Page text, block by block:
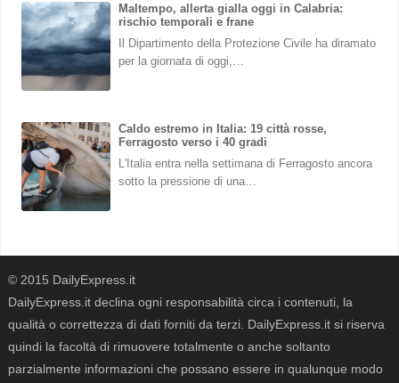
Maltempo, allerta gialla oggi in Calabria:
rischio temporali e frane
Il Dipartimento della Protezione Civile ha diramato
per la giornata di oggi,…
Caldo estremo in Italia: 19 città rosse,
Ferragosto verso i 40 gradi
L'Italia entra nella settimana di Ferragosto ancora
sotto la pressione di una…
© 2015 DailyExpress.it
DailyExpress.it declina ogni responsabilità circa i contenuti, la
qualità o correttezza di dati forniti da terzi. DailyExpress.it si riserva
quindi la facoltà di rimuovere totalmente o anche soltanto
parzialmente informazioni che possano essere in qualunque modo